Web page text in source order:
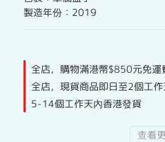
製造年份：2019
全店，購物滿港幣$850元免運
全店，現貨商品即日至2個工
5-14個工作天內香港發貨
查看